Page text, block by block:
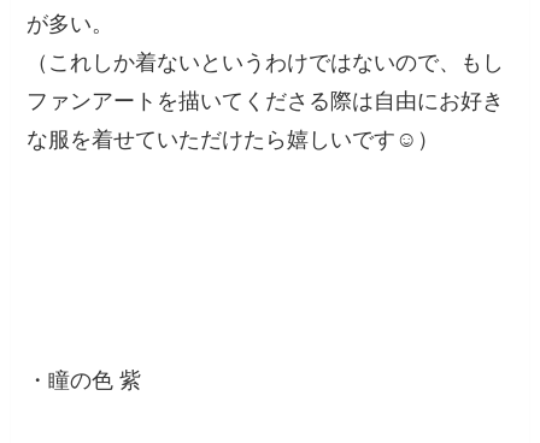
が多い。
（これしか着ないというわけではないので、もし
ファンアートを描いてくださる際は自由にお好き
な服を着せていただけたら嬉しいです☺️）
・瞳の色 紫